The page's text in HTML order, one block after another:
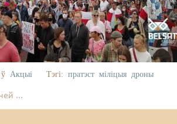
Акцыі Тэгі: пратэст міліцыя дроны
...